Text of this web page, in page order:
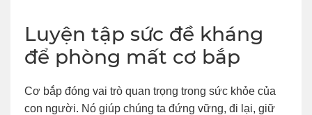
Luyện tập sức đề kháng
để phòng mất cơ bắp
Cơ bắp đóng vai trò quan trọng trong sức khỏe của
con người. Nó giúp chúng ta đứng vững, đi lại, giữ